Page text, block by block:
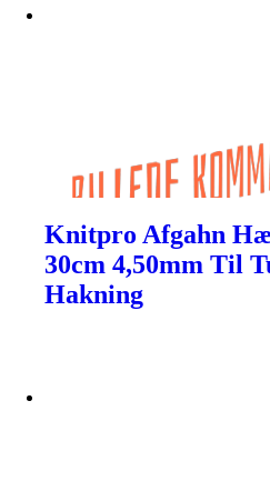
Knitpro Afgahn
30cm 4,50mm Til
Hakning